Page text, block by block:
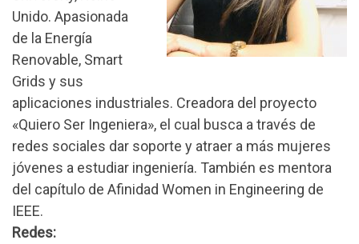
Unido. Apasionada
de la Energía
Renovable, Smart
Grids y sus
aplicaciones industriales. Creadora del proyecto
«Quiero Ser Ingeniera», el cual busca a través de
redes sociales dar soporte y atraer a más mujeres
jóvenes a estudiar ingeniería. También es mentora
del capítulo de Afinidad Women in Engineering de
IEEE.
Redes: